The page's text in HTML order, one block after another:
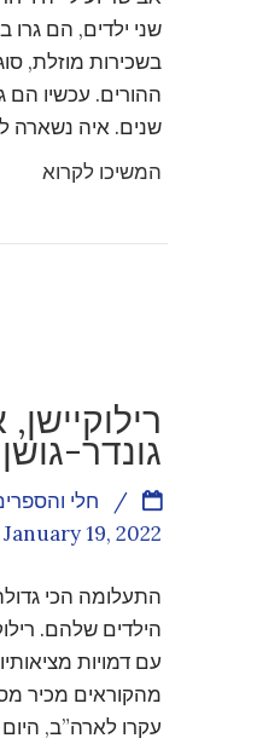
שני ילדים, הם גרו
בשכירות מוזלת,
ההורים. עכשיו הם
שנים. איה נשארה
המשיכו לקרוא
גונדר-גושן
חלי
/
January 19, 2022
התעלומה הכי
הילדים שלהם.
עם דמויות
מהקוראים מכיר
עקרו לארה”ב, היום